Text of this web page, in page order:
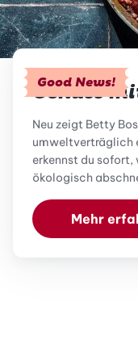
Good News!
Genuss
Neu zeigt Betty
umweltverträglich
erkennst du
ökologisch
Mehr